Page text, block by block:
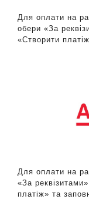
Для оплати на
обери «За
«Створити
Для оплати на
«За
платіж» та